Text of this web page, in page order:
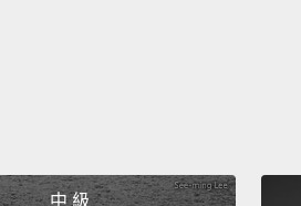
中 級